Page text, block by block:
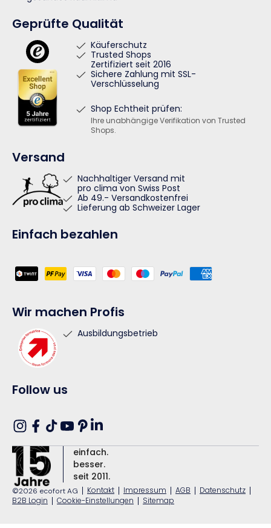
Geprüfte Qualität
Käuferschutz
Trusted Shops
Zertifiziert seit 2016
Sichere Zahlung mit SSL-
Verschlüsselung
Shop Echtheit prüfen:
Ihre unabhängige Verifikation von Trusted
Shops.
Versand
Nachhaltiger Versand mit
pro clima von Swiss Post
Ab 49.- Versandkostenfrei
Lieferung ab Schweizer Lager
Einfach bezahlen
Zahlungsmethoden
Wir machen Profis
Ausbildungsbetrieb
Follow us
Instagram
Facebook
TikTokYouTube
Pinterest
Translation
missing:
de.general.social.links.linkedin
einfach.
besser.
seit 2011.
©2026 ecofort AG | Kontakt | Impressum | AGB | Datenschutz |
B2B Login | Cookie-Einstellungen | Sitemap